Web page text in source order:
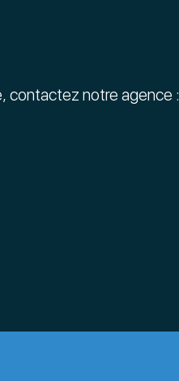
contactez notre agence :